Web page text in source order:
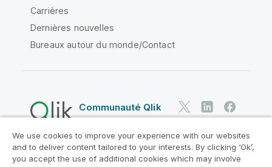
Carrières
Dernières nouvelles
Bureaux autour du monde/Contact
Communauté Qlik
Contrats juridiques
Conditions d'utilisation des produits
We use cookies to improve your experience with our websites
and to deliver content tailored to your interests. By clicking ‘Ok’,
you accept the use of additional cookies which may involve